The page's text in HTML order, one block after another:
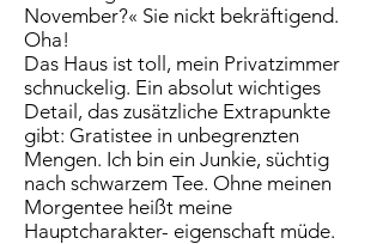
November?« Sie nickt bekräftigend.
Oha!
Das Haus ist toll, mein Privatzimmer
schnuckelig. Ein absolut wichtiges
Detail, das zusätzliche Extrapunkte
gibt: Gratistee in unbegrenzten
Mengen. Ich bin ein Junkie, süchtig
nach schwarzem Tee. Ohne meinen
Morgentee heißt meine
Hauptcharakter- eigenschaft müde.